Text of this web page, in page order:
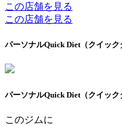
この店舗を見る
この店舗を見る
パーソナルQuick Diet（クイッ
パーソナルQuick Diet（クイッ
このジムに